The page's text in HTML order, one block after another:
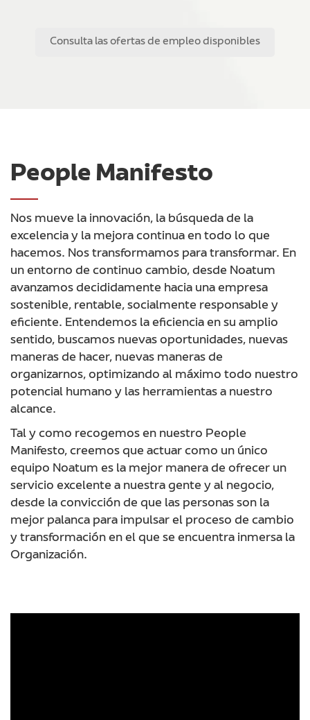
Consulta las ofertas de empleo disponibles
People Manifesto
Nos mueve la innovación, la búsqueda de la
excelencia y la mejora continua en todo lo que
hacemos. Nos transformamos para transformar. En
un entorno de continuo cambio, desde Noatum
avanzamos decididamente hacia una empresa
sostenible, rentable, socialmente responsable y
eficiente. Entendemos la eficiencia en su amplio
sentido, buscamos nuevas oportunidades, nuevas
maneras de hacer, nuevas maneras de
organizarnos, optimizando al máximo todo nuestro
potencial humano y las herramientas a nuestro
alcance.
Tal y como recogemos en nuestro People
Manifesto, creemos que actuar como un único
equipo Noatum es la mejor manera de ofrecer un
servicio excelente a nuestra gente y al negocio,
desde la convicción de que las personas son la
mejor palanca para impulsar el proceso de cambio
y transformación en el que se encuentra inmersa la
Organización.